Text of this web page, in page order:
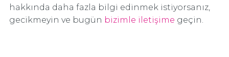
hakkında daha fazla bilgi edinmek istiyorsanız,
gecikmeyin ve bugün bizimle iletişime geçin.